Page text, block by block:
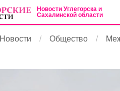
Новости Углегорска и
Сахалинской области
Новости Общество